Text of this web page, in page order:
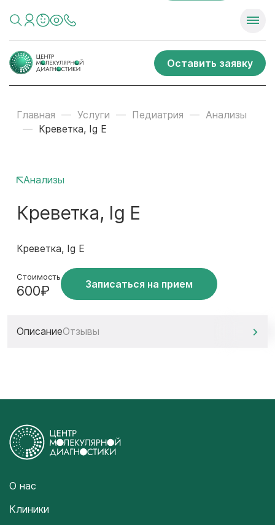
Оставить заявку
Главная Услуги Педиатрия
Анализы
Креветка, Ig E
Анализы
Креветка, Ig E
Креветка, Ig E
Стоимость
600₽ Записаться на прием
ОписаниеОтзывы
О нас
Клиники